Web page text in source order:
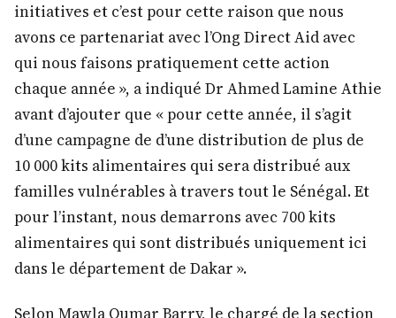
initiatives et c’est pour cette raison que nous
avons ce partenariat avec l’Ong Direct Aid avec
qui nous faisons pratiquement cette action
chaque année », a indiqué Dr Ahmed Lamine Athie
avant d’ajouter que « pour cette année, il s’agit
d’une campagne de d’une distribution de plus de
10 000 kits alimentaires qui sera distribué aux
familles vulnérables à travers tout le Sénégal. Et
pour l’instant, nous demarrons avec 700 kits
alimentaires qui sont distribués uniquement ici
dans le département de Dakar ».
Selon Mawla Oumar Barry, le chargé de la section